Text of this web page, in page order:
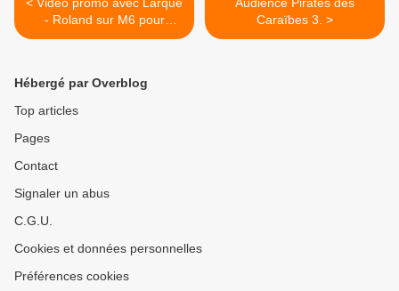
- Roland sur M6 pour
Roumanie - France.
Caraïbes 3. >
Hébergé par Overblog
Top articles
Pages
Contact
Signaler un abus
C.G.U.
Cookies et données personnelles
Préférences cookies